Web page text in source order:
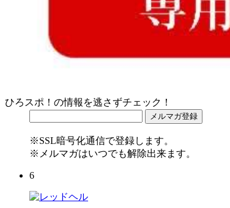
ひろスポ！の情報を逃さずチェック！
※SSL暗号化通信で登録します。
※メルマガはいつでも解除出来ます。
6